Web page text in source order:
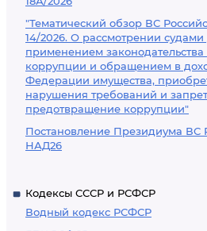
"Тематический обзор ВС
14/2026. О рассмотрении судами
применением
коррупции и обращением в
Федерации имущества,
нарушения требований и
предотвращение коррупции"
Постановление Президиума ВС
НАД26
Кодексы СССР и РСФСР
Водный кодекс РСФСР